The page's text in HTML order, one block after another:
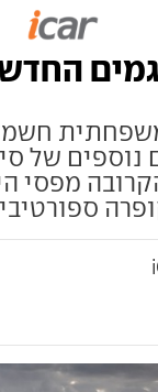
נוספים של
מפסי